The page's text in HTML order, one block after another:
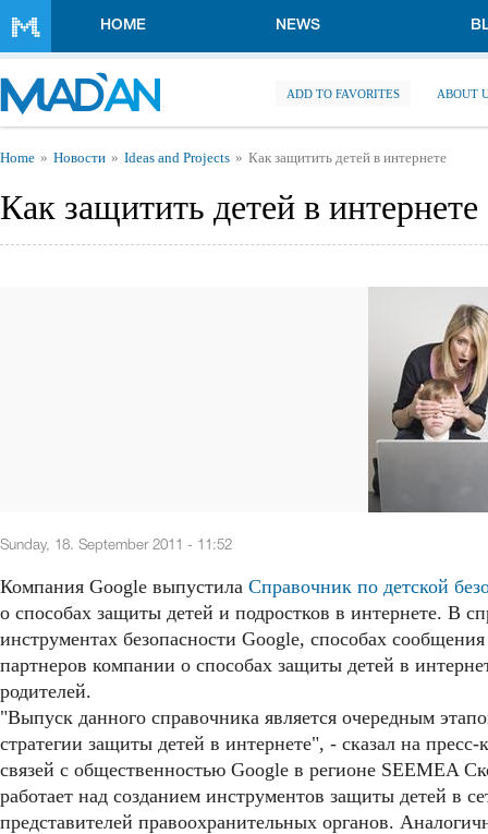
HOME NEWS
ADD TO FAVORITES ABOUT
You are here
Home Новости Ideas and Projects Как защитить детей в интернете
Как защитить детей в интернете
Sunday, 18. September 2011 - 11:52
Компания Google выпустила Справочник по детской
о способах защиты детей и подростков в интернете. В
инструментах безопасности Google, способах
партнеров компании о способах защиты детей в
родителей.
"Выпуск данного справочника является очередным
стратегии защиты детей в интернете", - сказал на
связей с общественностью Google в регионе SEEMEA
работает над созданием инструментов защиты детей в
представителей правоохранительных органов.